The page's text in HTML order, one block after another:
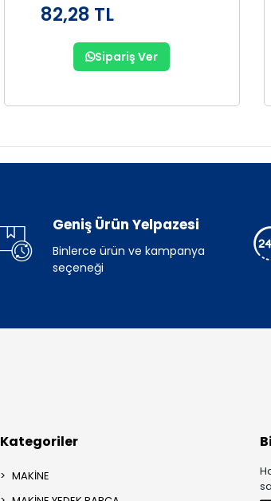
82,28 TL
Sipariş Ver
Geniş Ürün Yelpazesi
Binlerce ürün ve kampanya
seçeneği
Kategoriler
MAKİNE